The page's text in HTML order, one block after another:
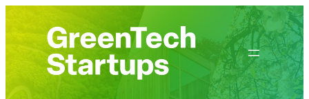
springen